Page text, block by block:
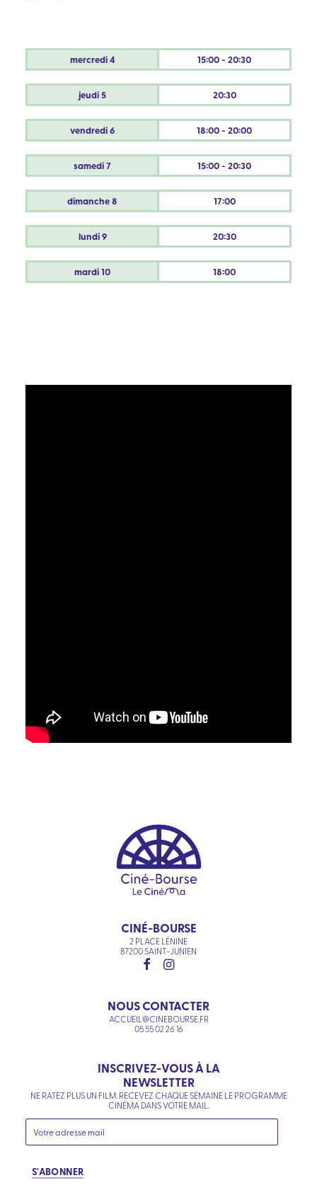
mercredi4 15:00 - 20:30
jeudi5 20:30
vendredi6 18:00 - 20:00
samedi7 15:00 - 20:30
dimanche8 17:00
lundi9 20:30
mardi10 18:00
CINÉ-BOURSE
2 PLACE LÉNINE
87200 SAINT-JUNIEN
NOUS CONTACTER
ACCUEIL@CINEBOURSE.FR
05 55 02 26 16
INSCRIVEZ-VOUS À LA
NEWSLETTER
NE RATEZ PLUS UN FILM. RECEVEZ CHAQUE SEMAINE LE PROGRAMME
CINÉMA DANS VOTRE MAIL.
S'ABONNER